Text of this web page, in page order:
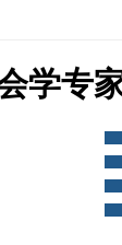
学专